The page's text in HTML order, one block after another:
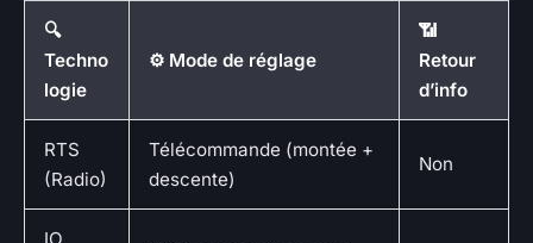
🔍
Techno
logie
⚙️ Mode de réglage
📶
Retour
d’info
RTS
(Radio)
Télécommande (montée +
descente)
Non